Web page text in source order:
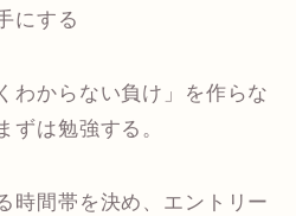
にする
わからない負け」を作らな
ずは勉強する。
時間帯を決め、エントリー